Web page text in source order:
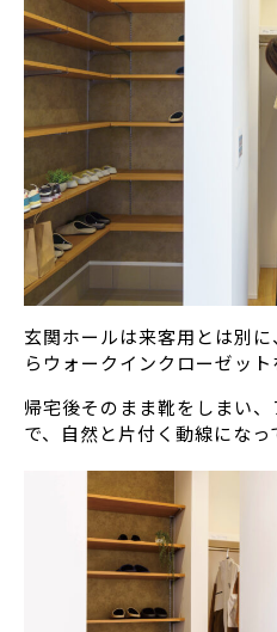
玄関ホールは来客用とは別
らウォークインクローゼット
帰宅後そのまま靴をしまい
で、自然と片付く動線になっ